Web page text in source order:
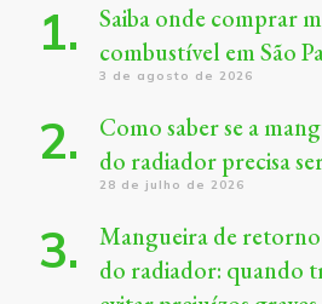
Saiba onde comprar
combustível em São
3 de agosto de 2026
Como saber se a
do radiador precisa
28 de julho de 2026
Mangueira de
do radiador: quando